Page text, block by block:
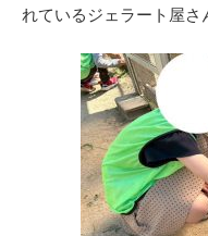
れているジェラート屋